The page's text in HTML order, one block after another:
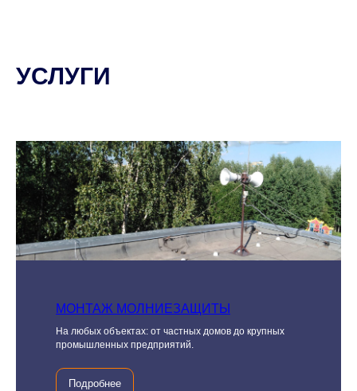
УСЛУГИ
МОНТАЖ МОЛНИЕЗАЩИТЫ
На любых объектах: от частных домов до крупных
промышленных предприятий.
Подробнее